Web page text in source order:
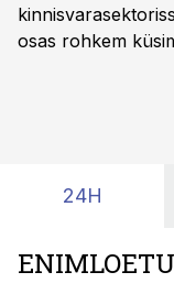
osas rohkem
24H